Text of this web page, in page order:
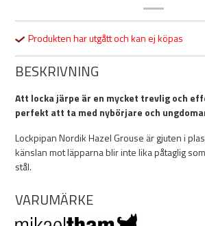
Produkten har utgått och kan ej köpas
BESKRIVNING
Att locka järpe är en mycket trevlig och
perfekt att ta med nybörjare och
Lockpipan Nordik Hazel Grouse är gjuten i
känslan mot läpparna blir inte lika påtaglig
stål.
VARUMÄRKE